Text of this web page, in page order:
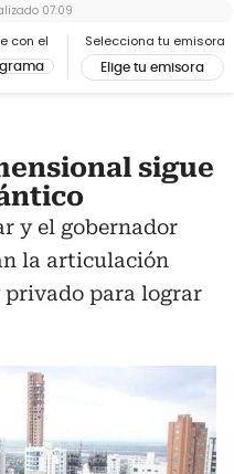
con el Selecciona tu emisora
Elige tu emisora
07:09
sigue
y el gobernador
la articulación
para lograr